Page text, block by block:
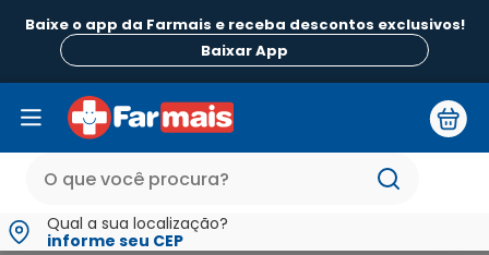
Baixe o app da Farmais e receba descontos exclusivos!
Baixar App
Qual a sua localização?
informe seu CEP